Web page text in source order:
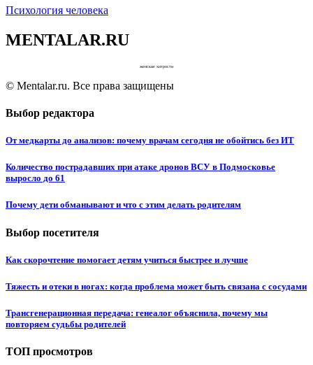
Психология человека
MENTALAR.RU
женские хитрости
© Mentalar.ru. Все права защищены
Выбор редактора
От медкарты до анализов: почему врачам сегодня не обойтись без ИТ
Количество пострадавших при атаке дронов ВСУ в Подмосковье
выросло до 61
Почему дети обманывают и что с этим делать родителям
Выбор посетителя
Как скорочтение помогает детям учиться быстрее и лучше
Тяжесть и отеки в ногах: когда проблема может быть связана с сосудами
Трансгенерационная передача: генеалог объяснила, почему мы
повторяем судьбы родителей
ТОП просмотров